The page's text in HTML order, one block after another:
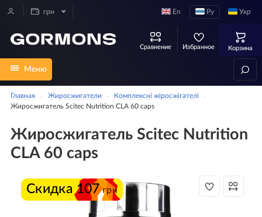
грн Укр
Ру
En
Сравнение Избранное Корзина
Меню
Главная Жиросжигатели
Комплексні жіросжігателі
Жиросжигатель Scitec Nutrition CLA 60 caps
Жиросжигатель Scitec Nutrition
CLA 60 caps
Скидка107грн